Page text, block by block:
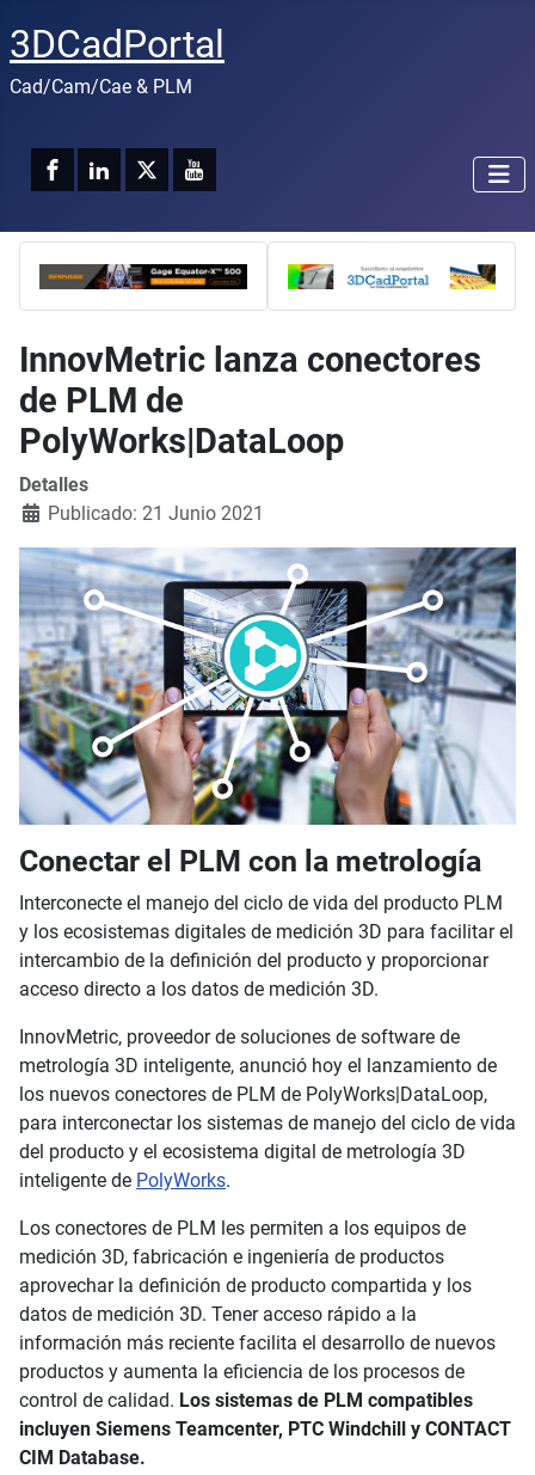
3DCadPortal
Cad/Cam/Cae & PLM
InnovMetric lanza conectores
de PLM de
PolyWorks|DataLoop
Detalles
Publicado: 21 Junio 2021
Conectar el PLM con la metrología
Interconecte el manejo del ciclo de vida del producto PLM
y los ecosistemas digitales de medición 3D para facilitar el
intercambio de la definición del producto y proporcionar
acceso directo a los datos de medición 3D.
InnovMetric, proveedor de soluciones de software de
metrología 3D inteligente, anunció hoy el lanzamiento de
los nuevos conectores de PLM de PolyWorks|DataLoop,
para interconectar los sistemas de manejo del ciclo de vida
del producto y el ecosistema digital de metrología 3D
inteligente de PolyWorks.
Los conectores de PLM les permiten a los equipos de
medición 3D, fabricación e ingeniería de productos
aprovechar la definición de producto compartida y los
datos de medición 3D. Tener acceso rápido a la
información más reciente facilita el desarrollo de nuevos
productos y aumenta la eficiencia de los procesos de
control de calidad. Los sistemas de PLM compatibles
incluyen Siemens Teamcenter, PTC Windchill y CONTACT
CIM Database.